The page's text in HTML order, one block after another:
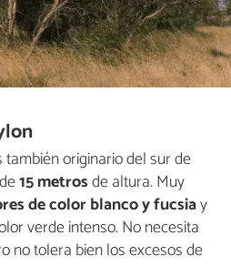
también originario del sur de
15 metrosde altura. Muy
de color blanco y fucsiay
verde intenso. No necesita
no tolera bien los excesos de